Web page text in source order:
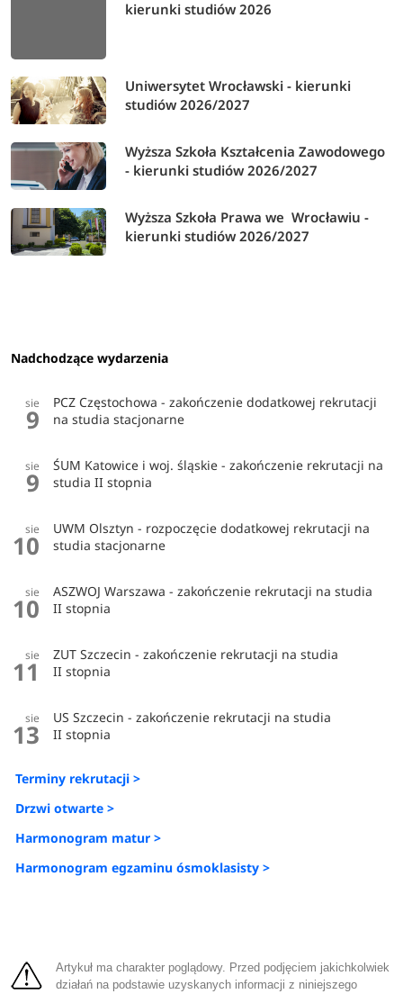
kierunki studiów 2026
Uniwersytet Wrocławski - kierunki
studiów 2026/2027
Wyższa Szkoła Kształcenia Zawodowego
- kierunki studiów 2026/2027
Wyższa Szkoła Prawa we Wrocławiu -
kierunki studiów 2026/2027
Nadchodzące wydarzenia
sie
9
PCZ Częstochowa - zakończenie dodatkowej rekrutacji
na studia stacjonarne
sie
9
ŚUM Katowice i woj. śląskie - zakończenie rekrutacji na
studia II stopnia
sie
10
UWM Olsztyn - rozpoczęcie dodatkowej rekrutacji na
studia stacjonarne
sie
10
ASZWOJ Warszawa - zakończenie rekrutacji na studia
II stopnia
sie
11
ZUT Szczecin - zakończenie rekrutacji na studia
II stopnia
sie
13
US Szczecin - zakończenie rekrutacji na studia
II stopnia
Terminy rekrutacji >
Drzwi otwarte >
Harmonogram matur >
Harmonogram egzaminu ósmoklasisty >
Artykuł ma charakter poglądowy. Przed podjęciem jakichkolwiek
działań na podstawie uzyskanych informacji z niniejszego